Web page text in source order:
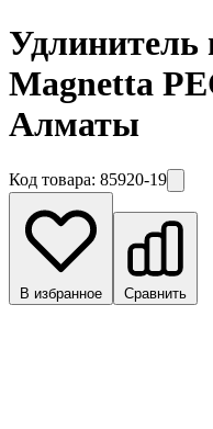
Удлинитель
Magnetta
Алматы
Код товара: 85920-19
В избранное Сравнить